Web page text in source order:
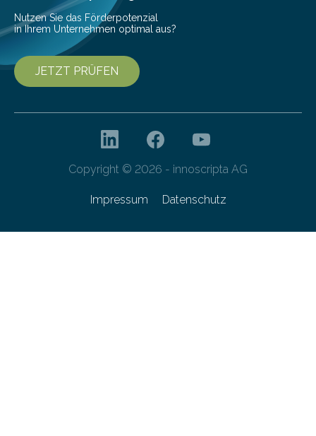
entwickelt. Mit nur…
Nutzen Sie das Förderpotenzial
in Ihrem Unternehmen optimal aus?
JETZT PRÜFEN
Copyright © 2026 - innoscripta AG
Impressum Datenschutz